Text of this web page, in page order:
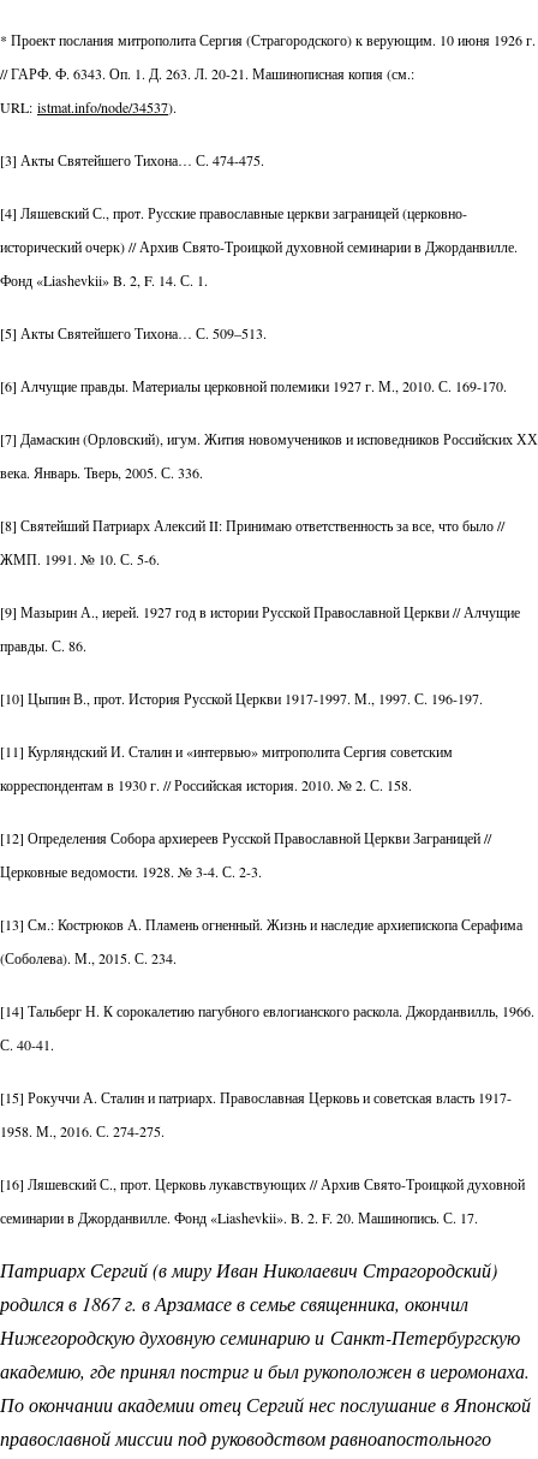
* Проект послания митрополита Сергия (Страгородского) к верующим. 10 июня 1926 г.
// ГАРФ. Ф. 6343. Оп. 1. Д. 263. Л. 20-21. Машинописная копия (см.:
URL: istmat.info/node/34537).
[3] Акты Святейшего Тихона… С. 474-475.
[4] Ляшевский С., прот. Русские православные церкви заграницей (церковно-
исторический очерк) // Архив Свято-Троицкой духовной семинарии в Джорданвилле.
Фонд «Liashevkii» B. 2, F. 14. С. 1.
[5] Акты Святейшего Тихона… С. 509–513.
[6] Алчущие правды. Материалы церковной полемики 1927 г. М., 2010. С. 169-170.
[7] Дамаскин (Орловский), игум. Жития новомучеников и исповедников Российских ХХ
века. Январь. Тверь, 2005. С. 336.
[8] Святейший Патриарх Алексий II: Принимаю ответственность за все, что было //
ЖМП. 1991. № 10. С. 5-6.
[9] Мазырин А., иерей. 1927 год в истории Русской Православной Церкви // Алчущие
правды. С. 86.
[10] Цыпин В., прот. История Русской Церкви 1917-1997. М., 1997. С. 196-197.
[11] Курляндский И. Сталин и «интервью» митрополита Сергия советским
корреспондентам в 1930 г. // Российская история. 2010. № 2. С. 158.
[12] Определения Собора архиереев Русской Православной Церкви Заграницей //
Церковные ведомости. 1928. № 3-4. С. 2-3.
[13] См.: Кострюков А. Пламень огненный. Жизнь и наследие архиепископа Серафима
(Соболева). М., 2015. С. 234.
[14] Тальберг Н. К сорокалетию пагубного евлогианского раскола. Джорданвилль, 1966.
С. 40-41.
[15] Рокуччи А. Сталин и патриарх. Православная Церковь и советская власть 1917-
1958. М., 2016. С. 274-275.
[16] Ляшевский С., прот. Церковь лукавствующих // Архив Свято-Троицкой духовной
семинарии в Джорданвилле. Фонд «Liashevkii». B. 2. F. 20. Машинопись. С. 17.
Патриарх Сергий (в миру Иван Николаевич Страгородский)
родился в 1867 г. в Арзамасе в семье священника, окончил
Нижегородскую духовную семинарию и Санкт-Петербургскую
академию, где принял постриг и был рукоположен в иеромонаха.
По окончании академии отец Сергий нес послушание в Японской
православной миссии под руководством равноапостольного